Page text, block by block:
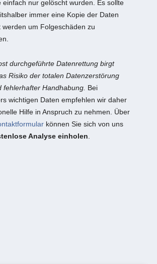
einfach nur gelöscht wurden. Es sollte
immer eine Kopie der Daten
werden um Folgeschäden zu
durchgeführte Datenrettung birgt
Risiko der totalen Datenzerstörung
fehlerhafter Handhabung. Bei
wichtigen Daten empfehlen wir daher
Hilfe in Anspruch zu nehmen. Über
können Sie sich von uns
Analyse einholen